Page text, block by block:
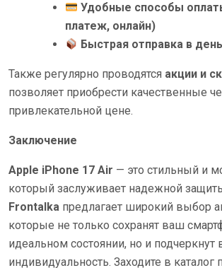
Удобные способы
платеж, онлайн)
Быстрая отправка в
Также регулярно проводятся акции и
позволяет приобрести качественные
привлекательной цене.
Заключение
Apple iPhone 17 Air — это стильный и
который заслуживает надежной
Frontalka предлагает широкий выбор
которые не только сохранят ваш
идеальном состоянии, но и подчеркнут
индивидуальность. Заходите в каталог